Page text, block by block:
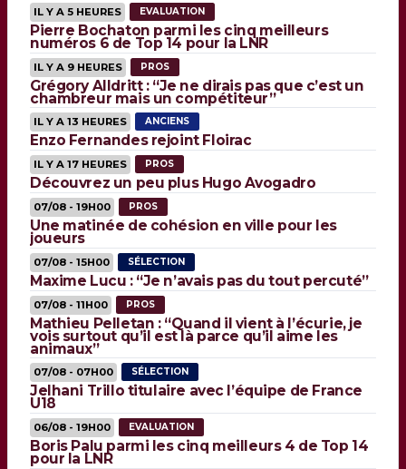
IL Y A 5 HEURES EVALUATION
Pierre Bochaton parmi les cinq meilleurs
numéros 6 de Top 14 pour la LNR
IL Y A 9 HEURES PROS
Grégory Alldritt : “Je ne dirais pas que c’est un
chambreur mais un compétiteur”
IL Y A 13 HEURES ANCIENS
Enzo Fernandes rejoint Floirac
IL Y A 17 HEURES PROS
Découvrez un peu plus Hugo Avogadro
07/08 - 19H00 PROS
Une matinée de cohésion en ville pour les
joueurs
07/08 - 15H00 SÉLECTION
Maxime Lucu : “Je n’avais pas du tout percuté”
07/08 - 11H00 PROS
Mathieu Pelletan : “Quand il vient à l’écurie, je
vois surtout qu’il est là parce qu’il aime les
animaux”
07/08 - 07H00 SÉLECTION
Jelhani Trillo titulaire avec l’équipe de France
U18
06/08 - 19H00 EVALUATION
Boris Palu parmi les cinq meilleurs 4 de Top 14
pour la LNR